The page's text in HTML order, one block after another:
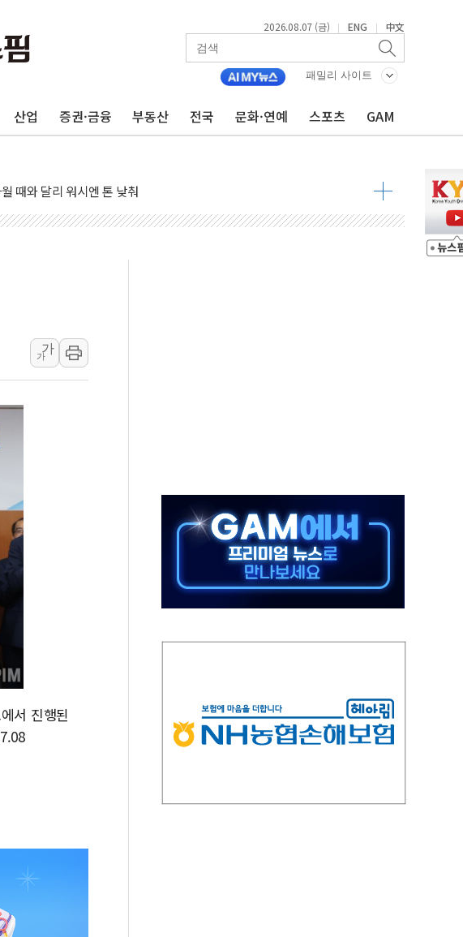
2026.08.07 (금) | ENG | 中文
패밀리 사이트
산업 증권·금융 부동산 전국 문화·연예 스포츠 GAM
"6·25 미군 실종자 7359명 끝까지 찾겠다"
특보 내정설...포항시 '시끌'
음 100년 밑거름…수도권 집중 완화 전환점"
관세 15% 부과…美 태양광주 급등
만남
대 규모 400MW 태양광 착공…여의도 1.6배 규모
상승에 소폭 하락...금융주 낙폭 커
글 역풍에 "정부정책 아냐" 해명
...경북동해안권 8~9일 최대 100mm 호우
'공동방위협정' 체결… 수니파 국가들의 새 안보 협력 구도
만원…써밋 클라비온 59㎡ 18억원대
돌…반복되는 국토부-서울시 '정책 엇박자'
도 '극과 극'…생애최초만 경쟁 치열
달러대 횡보…고래·ETF 매수에도 고유가·금리·입법 지연 '삼중 부담'
속, 강보합 마감...석유·가스주 올랐지만 빈그룹이 상쇄
최고치 경신…한낮 총수요 104.3GW 기록
우디 동시 공격… 위기 고조되는 또 다른 중동 화약고
가
가
서 진행된